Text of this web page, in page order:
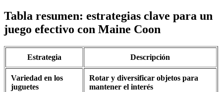
Tabla resumen: estrategias clave para un
juego efectivo con Maine Coon
Estrategia Descripción
Variedad en los
juguetes
Rotar y diversificar objetos para
mantener el interés